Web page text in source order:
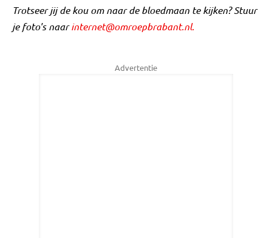
Trotseer jij de kou om naar de bloedmaan te kijken? Stuur
je foto's naarinternet@omroepbrabant.nl.
Advertentie